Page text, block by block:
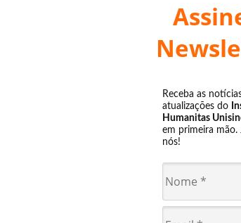
Receba as
atualizações do
Humanitas
em primeira mão.
nós!